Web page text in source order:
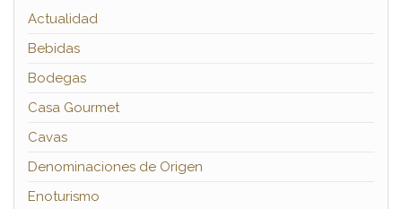
Actualidad
Bebidas
Bodegas
Casa Gourmet
Cavas
Denominaciones de Origen
Enoturismo